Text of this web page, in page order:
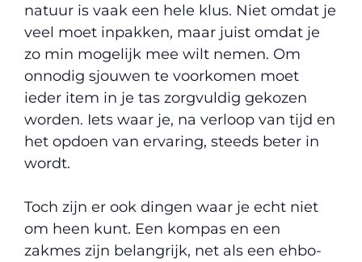
natuur is vaak een hele klus. Niet omdat je
veel moet inpakken, maar juist omdat je
zo min mogelijk mee wilt nemen. Om
onnodig sjouwen te voorkomen moet
ieder item in je tas zorgvuldig gekozen
worden. Iets waar je, na verloop van tijd en
het opdoen van ervaring, steeds beter in
wordt.
Toch zijn er ook dingen waar je echt niet
om heen kunt. Een kompas en een
zakmes zijn belangrijk, net als een ehbo-